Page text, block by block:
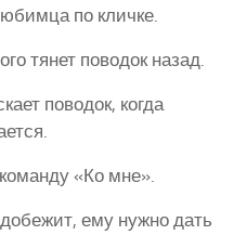
по кличке.
тянет поводок назад.
поводок, когда
«Ко мне».
ему нужно дать